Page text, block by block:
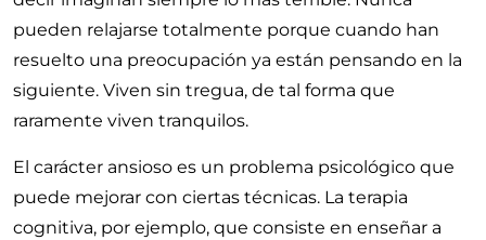
pueden relajarse totalmente porque cuando han
resuelto una preocupación ya están pensando en la
siguiente. Viven sin tregua, de tal forma que
raramente viven tranquilos.
El carácter ansioso es un problema psicológico que
puede mejorar con ciertas técnicas. La terapia
cognitiva, por ejemplo, que consiste en enseñar a